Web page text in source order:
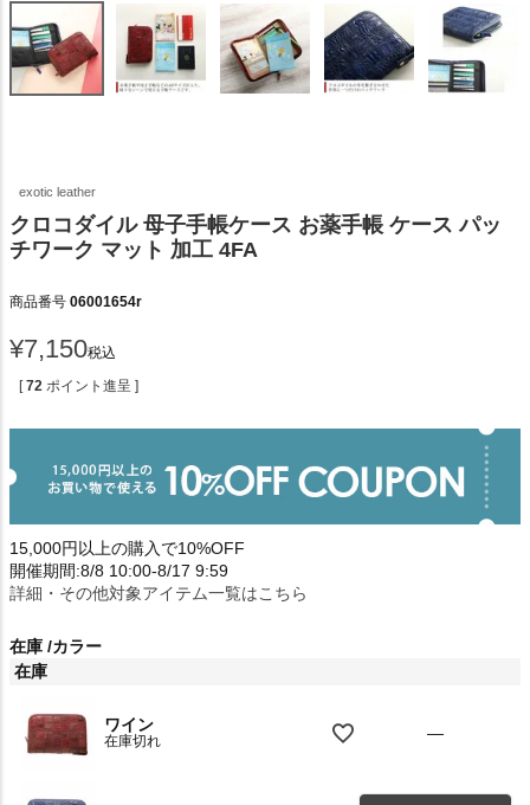
exotic leather
クロコダイル 母子手帳ケース お薬手帳 ケース パッ
チワーク マット 加工 4FA
商品番号 06001654r
¥7,150税込
[ 72 ポイント進呈 ]
15,000円以上の購入で10%OFF
開催期間:8/8 10:00-8/17 9:59
詳細・その他対象アイテム一覧はこちら
在庫 カラー
在庫
ワイン
在庫切れ —